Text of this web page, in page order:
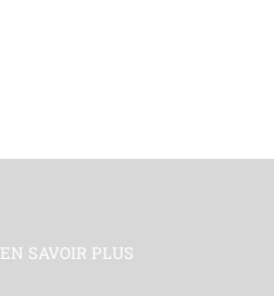
EN SAVOIR PLUS